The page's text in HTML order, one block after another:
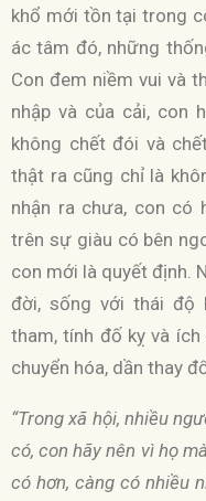
khổ mới tồn tại trong
ác tâm đó, những
Con đem niềm vui và
nhập và của cải, con
không chết đói và
thật ra cũng chỉ là
nhận ra chưa, con có
trên sự giàu có bên
con mới là quyết định.
đời, sống với thái độ
tham, tính đố kỵ và
chuyển hóa, dần thay
“Trong xã hội, nhiều
có, con hãy nên vì họ
có hơn, càng có nhiều